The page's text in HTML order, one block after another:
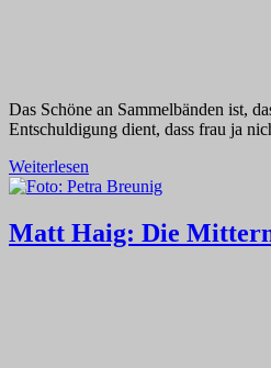
Das Schöne an Sammelbänden ist,
Entschuldigung dient, dass frau ja
Weiterlesen
Matt Haig: Die